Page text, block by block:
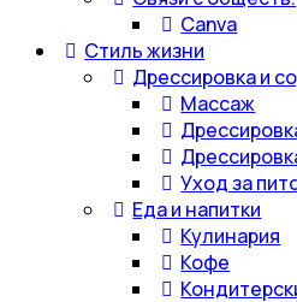
Canva
Стиль жизни
Дрессировка и
Массаж
Уход за
Еда и напитки
Кулинария
Кофе